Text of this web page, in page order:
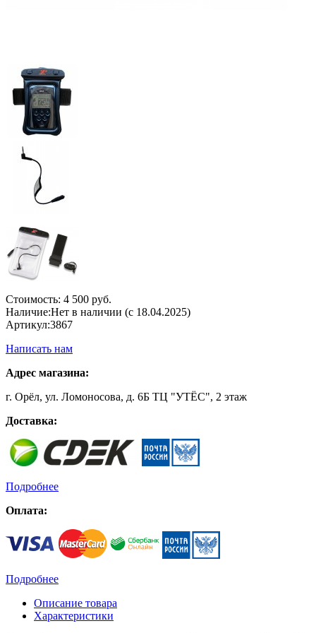
Стоимость: 4 500 руб.
Наличие:Нет в наличии (с 18.04.2025)
Артикул:3867
Написать нам
Адрес магазина:
г. Орёл, ул. Ломоносова, д. 6Б ТЦ "УТЁС", 2 этаж
Доставка:
Подробнее
Оплата:
Подробнее
Описание товара
Характеристики